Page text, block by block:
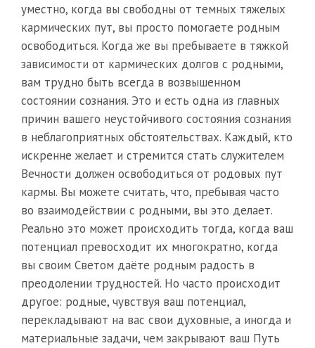
уместно, когда вы свободны от темных тяжелых
кармических пут, вы просто помогаете родным
освободиться. Когда же вы пребываете в тяжкой
зависимости от кармических долгов с родными,
вам трудно быть всегда в возвышенном
состоянии сознания. Это и есть одна из главных
причин вашего неустойчивого состояния сознания
в неблагоприятных обстоятельствах. Каждый, кто
искренне желает и стремится стать служителем
Вечности должен освободиться от родовых пут
кармы. Вы можете считать, что, пребывая часто
во взаимодействии с родными, вы это делает.
Реально это может происходить тогда, когда ваш
потенциал превосходит их многократно, когда
вы своим Светом даёте родным радость в
преодолении трудностей. Но часто происходит
другое: родные, чувствуя ваш потенциал,
перекладывают на вас свои духовные, а иногда и
материальные задачи, чем закрывают ваш Путь